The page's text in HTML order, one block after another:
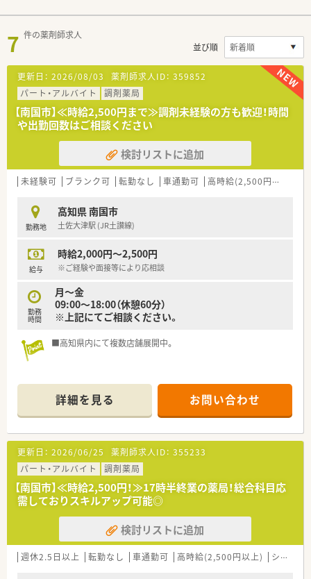
7 件の薬剤師求人
並び順
更新日： 2026/08/03 薬剤師求人ID： 359852
パート・アルバイト
調剤薬局
【南国市】≪時給2,500円まで≫調剤未経験の方も歓迎！時間
や出勤回数はご相談ください
検討リストに追加
未経験可 ブランク可 転勤なし 車通勤可 高時給(2,500円以上)
勤務地
高知県 南国市
土佐大津駅 (JR土讃線)
給与
時給2,000円～2,500円
※ご経験や面接等により応相談
勤務
時間
月～金
09:00～18:00（休憩60分）
※上記にてご相談ください。
■高知県内にて複数店舗展開中。
詳細を見る お問い合わせ
更新日： 2026/06/25 薬剤師求人ID： 355233
パート・アルバイト
調剤薬局
【南国市】≪時給2,500円！≫17時半終業の薬局！総合科目応
需しておりスキルアップ可能◎
検討リストに追加
週休2.5日以上 転勤なし 車通勤可 高時給(2,500円以上) シフト制